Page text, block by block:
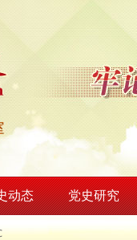
动态 党史研究